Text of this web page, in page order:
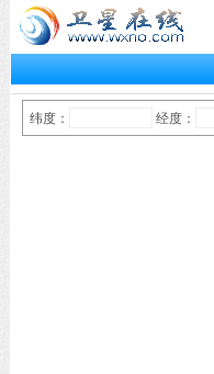
纬度： 经度：